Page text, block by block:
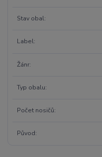
Stav obal
Label
Žánr
Typ obalu
Počet nosičů
Původ